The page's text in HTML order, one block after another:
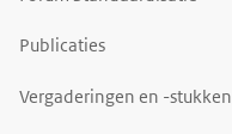
Publicaties
Vergaderingen en -stukken